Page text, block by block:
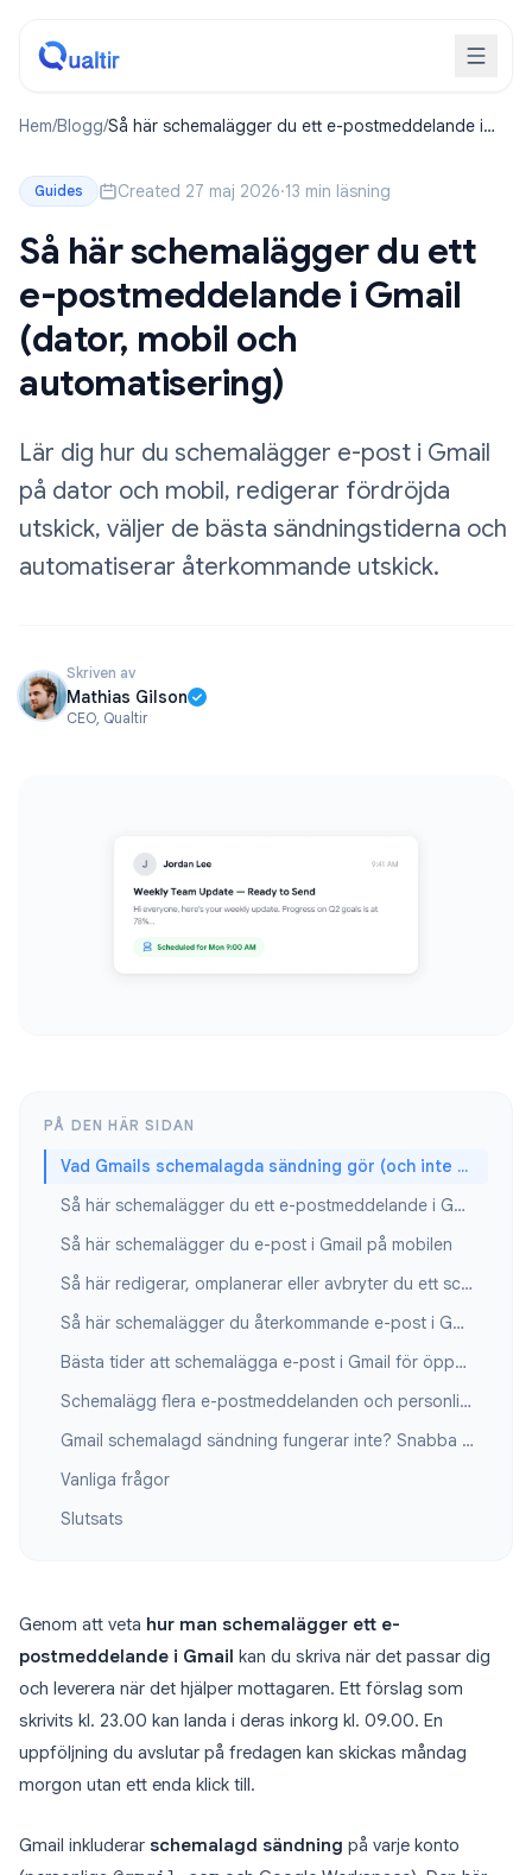
Hem/Blogg/Så här schemalägger du ett e-postmeddelande i
Guides Created 27 maj 2026·13 min läsning
Så här schemalägger du ett
e-postmeddelande i Gmail
(dator, mobil och
automatisering)
Lär dig hur du schemalägger e-post i Gmail
på dator och mobil, redigerar fördröjda
utskick, väljer de bästa sändningstiderna och
automatiserar återkommande utskick.
Skriven av
Mathias Gilson
CEO, Qualtir
PÅ DEN HÄR SIDAN
Vad Gmails schemalagda sändning gör (och inte gör)
Så här schemalägger du ett e-postmeddelande i Gmail på datorn
Så här schemalägger du e-post i Gmail på mobilen
Så här redigerar, omplanerar eller avbryter du ett schemalagt e-postmeddelande
Så här schemalägger du återkommande e-post i Gmail
Bästa tider att schemalägga e-post i Gmail för öppningsfrekvens
Schemalägg flera e-postmeddelanden och personliga kampanjer
Gmail schemalagd sändning fungerar inte? Snabba lösningar
Vanliga frågor
Slutsats
Genom att veta hur man schemalägger ett e-
postmeddelande i Gmail
kan du skriva när det passar dig
och leverera när det hjälper mottagaren. Ett förslag som
skrivits kl. 23.00 kan landa i deras inkorg kl. 09.00. En
uppföljning du avslutar på fredagen kan skickas måndag
morgon utan ett enda klick till.
Gmail inkluderar schemalagd sändning på varje konto